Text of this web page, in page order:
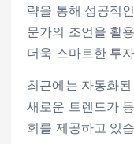
략을 통해 성공적
문가의 조언을 활
더욱 스마트한 투
최근에는 자동화
새로운 트렌드가
회를 제공하고 있